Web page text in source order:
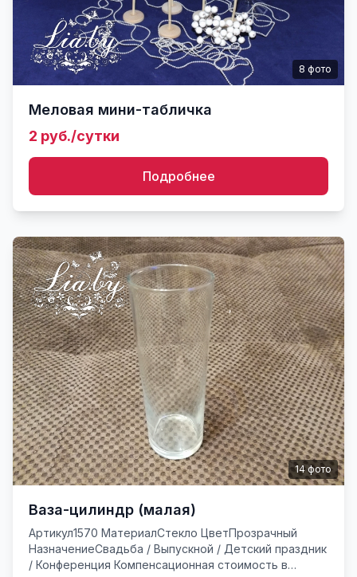
8 фото
Меловая мини-табличка
2 руб./сутки
Подробнее
14фото
Ваза-цилиндр (малая)
Артикул1570 МатериалСтекло ЦветПрозрачный
НазначениеСвадьба / Выпускной / Детский праздник
/ Конференция Компенсационная стоимость в